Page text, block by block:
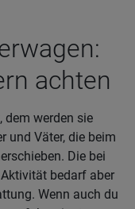
ach­ten
werden sie
und Väter, die beim
Die bei
bedarf aber
Wenn auch du